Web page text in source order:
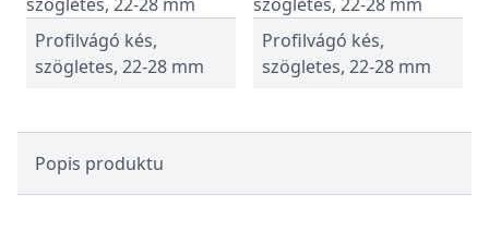
Profilvágó kés,
szögletes, 22-28 mm
Profilvágó kés,
szögletes, 22-28 mm
Popis produktu